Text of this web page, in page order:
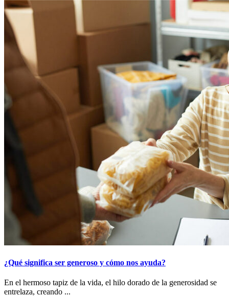
¿Qué significa ser generoso y cómo nos ayuda?
En el hermoso tapiz de la vida, el hilo dorado de la generosidad se
entrelaza, creando ...